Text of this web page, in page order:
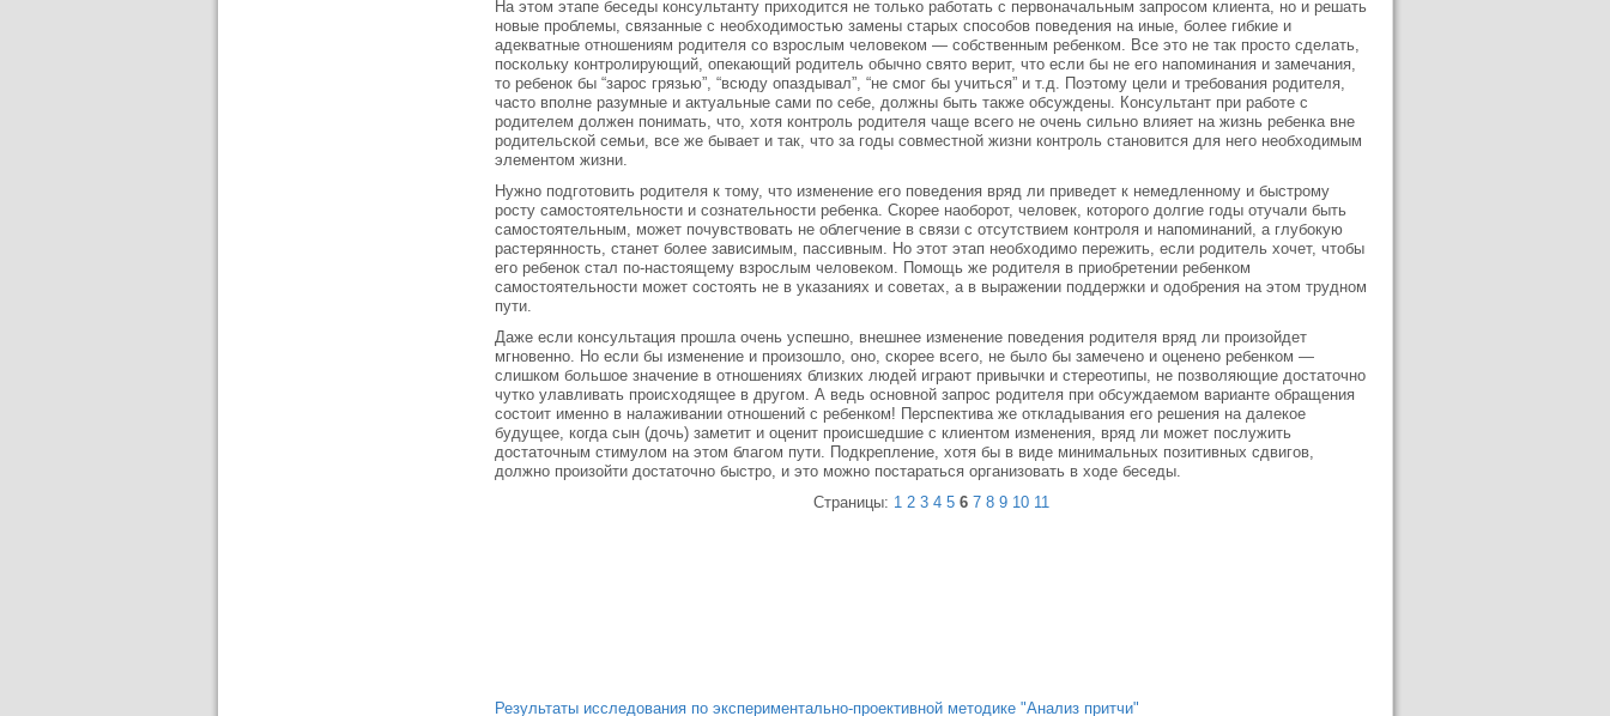
На этом этапе беседы консультанту приходится не только работать с первоначальным запросом клиента, но и решать
новые проблемы, связанные с необходимостью замены старых способов поведения на иные, более гибкие и
адекватные отношениям родителя со взрослым человеком — собственным ребенком. Все это не так просто сделать,
поскольку контролирующий, опекающий родитель обычно свято верит, что если бы не его напоминания и замечания,
то ребенок бы “зарос грязью”, “всюду опаздывал”, “не смог бы учиться” и т.д. Поэтому цели и требования родителя,
часто вполне разумные и актуальные сами по себе, должны быть также обсуждены. Консультант при работе с
родителем должен понимать, что, хотя контроль родителя чаще всего не очень сильно влияет на жизнь ребенка вне
родительской семьи, все же бывает и так, что за годы совместной жизни контроль становится для него необходимым
элементом жизни.
Нужно подготовить родителя к тому, что изменение его поведения вряд ли приведет к немедленному и быстрому
росту самостоятельности и сознательности ребенка. Скорее наоборот, человек, которого долгие годы отучали быть
самостоятельным, может почувствовать не облегчение в связи с отсутствием контроля и напоминаний, а глубокую
растерянность, станет более зависимым, пассивным. Но этот этап необходимо пережить, если родитель хочет, чтобы
его ребенок стал по-настоящему взрослым человеком. Помощь же родителя в приобретении ребенком
самостоятельности может состоять не в указаниях и советах, а в выражении поддержки и одобрения на этом трудном
пути.
Даже если консультация прошла очень успешно, внешнее изменение поведения родителя вряд ли произойдет
мгновенно. Но если бы изменение и произошло, оно, скорее всего, не было бы замечено и оценено ребенком —
слишком большое значение в отношениях близких людей играют привычки и стереотипы, не позволяющие достаточно
чутко улавливать происходящее в другом. А ведь основной запрос родителя при обсуждаемом варианте обращения
состоит именно в налаживании отношений с ребенком! Перспектива же откладывания его решения на далекое
будущее, когда сын (дочь) заметит и оценит происшедшие с клиентом изменения, вряд ли может послужить
достаточным стимулом на этом благом пути. Подкрепление, хотя бы в виде минимальных позитивных сдвигов,
должно произойти достаточно быстро, и это можно постараться организовать в ходе беседы.
Страницы: 1 2 3 4 5 6 7 8 9 10 11
Результаты исследования по экспериментально-проективной методике "Анализ притчи"